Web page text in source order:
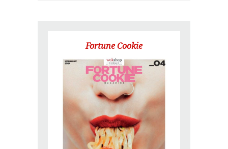
Fortune Cookie